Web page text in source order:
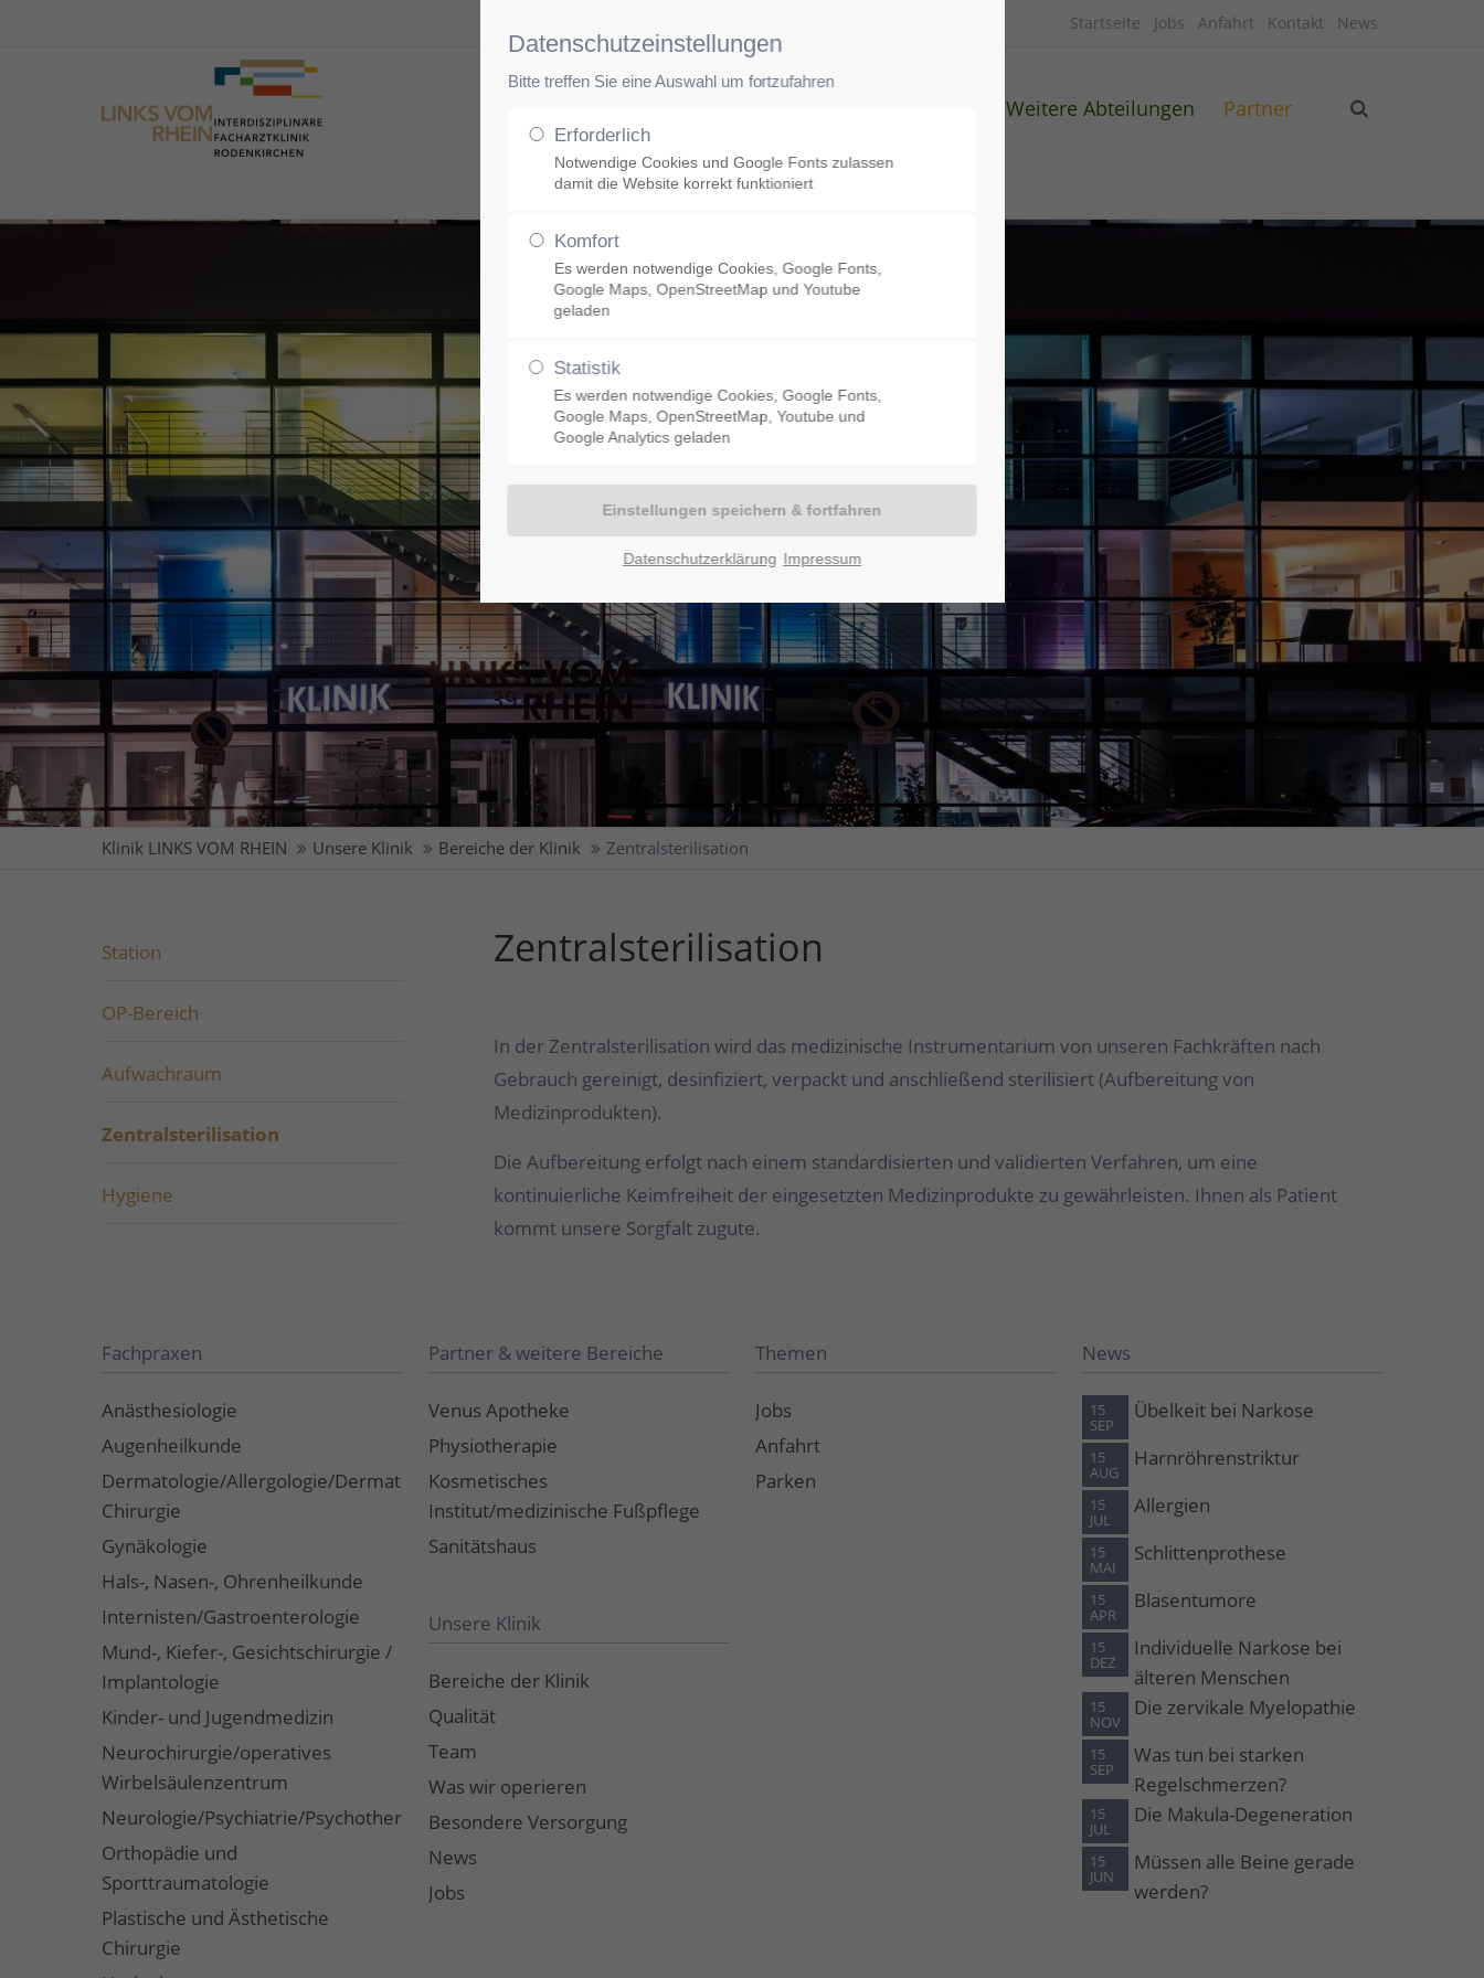
Startseite Jobs Anfahrt Kontakt News
Weitere Abteilungen Partner
Klinik LINKS VOM RHEIN Unsere Klinik Bereiche der Klinik Zentralsterilisation
Station
OP-Bereich
Aufwachraum
Zentralsterilisation
Hygiene
Zentralsterilisation
In der Zentralsterilisation wird das medizinische Instrumentarium von unseren Fachkräften nach
Gebrauch gereinigt, desinfiziert, verpackt und anschließend sterilisiert (Aufbereitung von
Medizinprodukten).
Die Aufbereitung erfolgt nach einem standardisierten und validierten Verfahren, um eine
kontinuierliche Keimfreiheit der eingesetzten Medizinprodukte zu gewährleisten. Ihnen als Patient
kommt unsere Sorgfalt zugute.
Fachpraxen
Anästhesiologie
Augenheilkunde
Dermatologie/Allergologie/Dermato-
Chirurgie
Gynäkologie
Hals-, Nasen-, Ohrenheilkunde
Internisten/Gastroenterologie
Mund-, Kiefer-, Gesichtschirurgie /
Implantologie
Kinder- und Jugendmedizin
Neurochirurgie/operatives
Wirbelsäulenzentrum
Neurologie/Psychiatrie/Psychotherapie/Coaching
Orthopädie und
Sporttraumatologie
Plastische und Ästhetische
Chirurgie
Partner & weitere Bereiche
Venus Apotheke
Physiotherapie
Kosmetisches
Institut/medizinische Fußpflege
Sanitätshaus
Unsere Klinik
Bereiche der Klinik
Qualität
Team
Was wir operieren
Besondere Versorgung
News
Jobs
Themen
Jobs
Anfahrt
Parken
News
15
SEP
Übelkeit bei Narkose
15
AUG
Harnröhrenstriktur
15
JUL
Allergien
15
MAI
Schlittenprothese
15
APR
Blasentumore
15
DEZ
Individuelle Narkose bei
älteren Menschen
15
NOV
Die zervikale Myelopathie
15
SEP
Was tun bei starken
Regelschmerzen?
15
JUL
Die Makula-Degeneration
15
JUN
Müssen alle Beine gerade
werden?
Datenschutzeinstellungen
Bitte treffen Sie eine Auswahl um fortzufahren
Erforderlich
Notwendige Cookies und Google Fonts zulassen
damit die Website korrekt funktioniert
Komfort
Es werden notwendige Cookies, Google Fonts,
Google Maps, OpenStreetMap und Youtube
geladen
Statistik
Es werden notwendige Cookies, Google Fonts,
Google Maps, OpenStreetMap, Youtube und
Google Analytics geladen
Datenschutzerklärung Impressum